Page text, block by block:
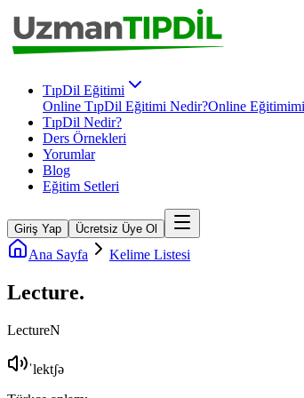
TıpDil Eğitimi
Online TıpDil Eğitimi Nedir?Online
TıpDil Nedir?
Ders Örnekleri
Yorumlar
Blog
Eğitim Setleri
Giriş Yap Ücretsiz Üye Ol
Ana Sayfa Kelime Listesi
Lecture.
LectureN
ˈlektʃə